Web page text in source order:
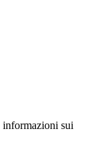
informazioni sui